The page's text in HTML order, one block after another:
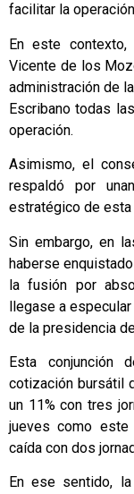
facilitar la
En este
Vicente de los
administración de
Escribano todas
operación.
Asimismo, el
respaldó por
estratégico de esta
Sin embargo, en
haberse
la fusión por
llegase a
de la presidencia
Esta conjunción
cotización bursátil
un 11% con tres
jueves como este
caída con dos
En ese sentido,